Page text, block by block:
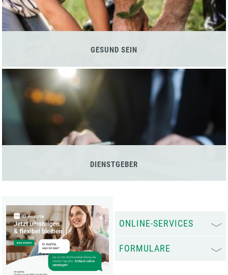
GESUND SEIN
DIENSTGEBER
ONLINE-SERVICES
FORMULARE